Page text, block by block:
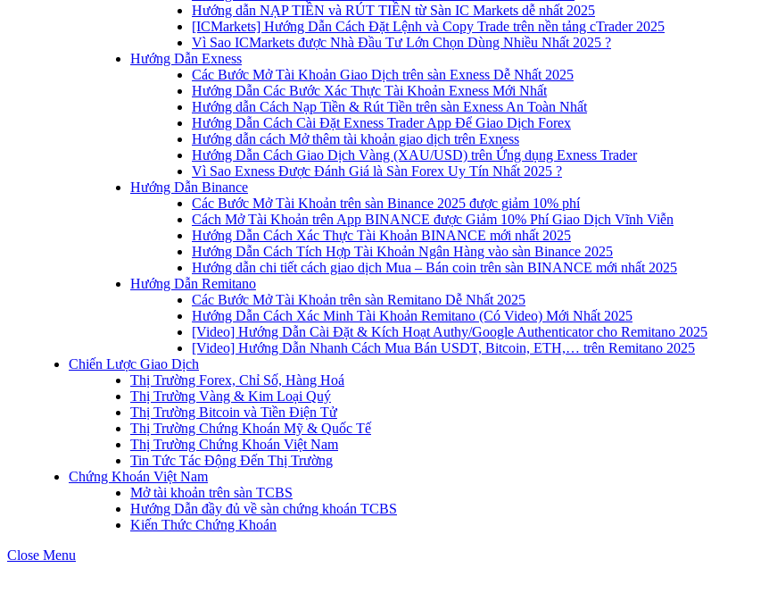
Hướng dẫn NẠP TIỀN và RÚT TIỀN từ Sàn IC Markets dễ nhất 2025
[ICMarkets] Hướng Dẫn Cách Đặt Lệnh và Copy Trade trên nền tảng cTrader 2025
Vì Sao ICMarkets được Nhà Đầu Tư Lớn Chọn Dùng Nhiều Nhất 2025 ?
Hướng Dẫn Exness
Các Bước Mở Tài Khoản Giao Dịch trên sàn Exness Dễ Nhất 2025
Hướng Dẫn Các Bước Xác Thực Tài Khoản Exness Mới Nhất
Hướng dẫn Cách Nạp Tiền & Rút Tiền trên sàn Exness An Toàn Nhất
Hướng Dẫn Cách Cài Đặt Exness Trader App Để Giao Dịch Forex
Hướng dẫn cách Mở thêm tài khoản giao dịch trên Exness
Hướng Dẫn Cách Giao Dịch Vàng (XAU/USD) trên Ứng dụng Exness Trader
Vì Sao Exness Được Đánh Giá là Sàn Forex Uy Tín Nhất 2025 ?
Hướng Dẫn Binance
Các Bước Mở Tài Khoản trên sàn Binance 2025 được giảm 10% phí
Cách Mở Tài Khoản trên App BINANCE được Giảm 10% Phí Giao Dịch Vĩnh Viễn
Hướng Dẫn Cách Xác Thực Tài Khoản BINANCE mới nhất 2025
Hướng Dẫn Cách Tích Hợp Tài Khoản Ngân Hàng vào sàn Binance 2025
Hướng dẫn chi tiết cách giao dịch Mua – Bán coin trên sàn BINANCE mới nhất 2025
Hướng Dẫn Remitano
Các Bước Mở Tài Khoản trên sàn Remitano Dễ Nhất 2025
Hướng Dẫn Cách Xác Minh Tài Khoản Remitano (Có Video) Mới Nhất 2025
[Video] Hướng Dẫn Cài Đặt & Kích Hoạt Authy/Google Authenticator cho Remitano 2025
[Video] Hướng Dẫn Nhanh Cách Mua Bán USDT, Bitcoin, ETH,… trên Remitano 2025
Chiến Lược Giao Dịch
Thị Trường Forex, Chỉ Số, Hàng Hoá
Thị Trường Vàng & Kim Loại Quý
Thị Trường Bitcoin và Tiền Điện Tử
Thị Trường Chứng Khoán Mỹ & Quốc Tế
Thị Trường Chứng Khoán Việt Nam
Tin Tức Tác Động Đến Thị Trường
Chứng Khoán Việt Nam
Mở tài khoản trên sàn TCBS
Hướng Dẫn đầy đủ về sàn chứng khoán TCBS
Kiến Thức Chứng Khoán
Close Menu